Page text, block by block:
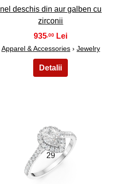
Inel deschis din aur galben cu
zirconii
935 ,00
Apparel & Accessories› Jewelry
29